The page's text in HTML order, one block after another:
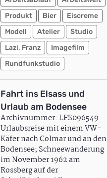
Produkt
Bier
Eiscreme
Modell
Atelier
Studio
Lazi, Franz
Imagefilm
Rundfunkstudio
Fahrt ins Elsass und
Urlaub am Bodensee
Archivnummer: LFS096549
Urlaubsreise mit einem VW-
Käfer nach Colmar und an den
Bodensee; Schneewanderung
im November 1962 am
Rossberg auf der